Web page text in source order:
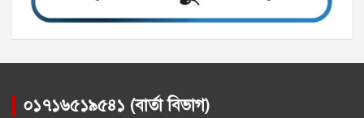
০১৭১৬৫১৯৫৪১ (বার্তা বিভাগ)